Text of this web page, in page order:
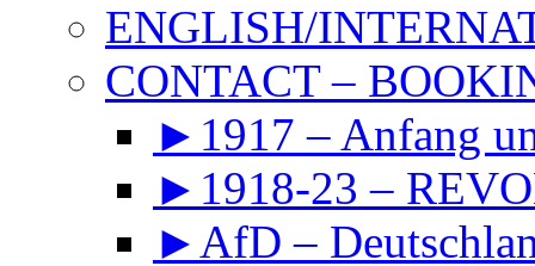
ENGLISH/
CONTACT –
►1917 – Anfang
►1918-23 –
►AfD –